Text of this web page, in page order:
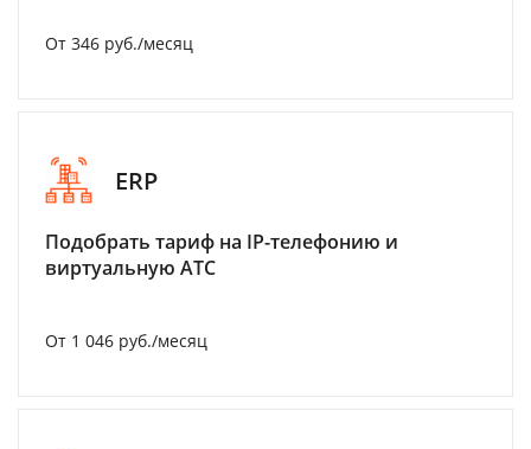
От 346 руб./месяц
ERP
Подобрать тариф на IP-телефонию и
виртуальную АТС
От 1 046 руб./месяц